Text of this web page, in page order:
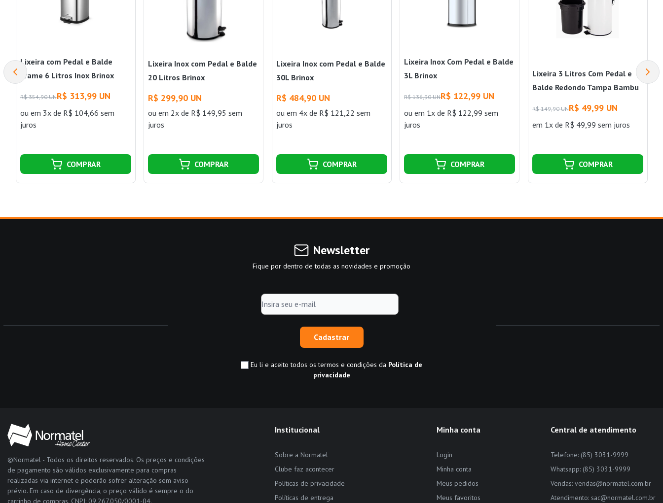
Lixeira com Pedal e Balde
Frame 6 Litros Inox Brinox
R$ 354,90 UNR$ 313,99 UN
ou em 3x de R$ 104,66 sem
juros
COMPRAR
Lixeira Inox com Pedal e Balde
20 Litros Brinox
R$ 299,90 UN
ouem 2x de R$ 149,95 sem
juros
COMPRAR
Lixeira Inox com Pedal e Balde
30L Brinox
R$ 484,90 UN
ou em 4x de R$ 121,22 sem
juros
COMPRAR
Lixeira Inox Com Pedal e Balde
3L Brinox
R$ 136,90 UNR$ 122,99 UN
ouem 1x de R$ 122,99 sem
juros
COMPRAR
Lixeira 3 Litros Com Pedal e
Balde Redondo Tampa Bambu
R$ 149,90 UNR$ 49,99 UN
em 1x de R$ 49,99 sem juros
COMPRAR
Newsletter
Fique por dentro de todas as novidades e promoção
Cadastrar
Eu li e aceito todos os termos e condições da Política de
privacidade
©Normatel - Todos os direitos reservados. Os preços e condições
de pagamento são válidos exclusivamente para compras
realizadas via internet e poderão sofrer alteração sem aviso
prévio. Em caso de divergência, o preço válido é sempre o do
carrinho de compras. CNPJ: 09.267.050/0001-04.
Institucional
Sobre a Normatel
Clube faz acontecer
Políticas de privacidade
Políticas de entrega
Minha conta
Login
Minha conta
Meus pedidos
Meus favoritos
Central de atendimento
Telefone: (85) 3031-9999
Whatsapp: (85) 3031-9999
Vendas: vendas@normatel.com.br
Atendimento: sac@normatel.com.br